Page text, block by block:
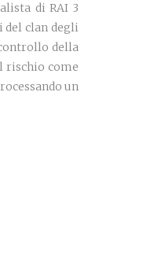
di RAI 3
del clan degli
della
rischio come
un